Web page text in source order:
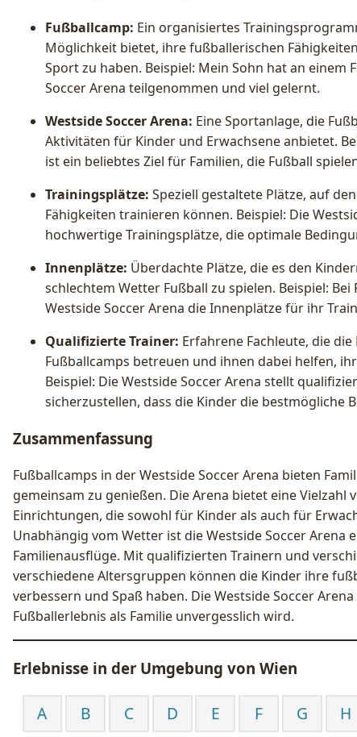
Fußballcamp: Ein organisiertes
Möglichkeit bietet, ihre fußballerischen
Sport zu haben. Beispiel: Mein Sohn hat an einem
Soccer Arena teilgenommen und viel gelernt.
Westside Soccer Arena: Eine Sportanlage, die
Aktivitäten für Kinder und Erwachsene anbietet.
ist ein beliebtes Ziel für Familien, die Fußball
Trainingsplätze: Speziell gestaltete Plätze, auf
Fähigkeiten trainieren können. Beispiel: Die
hochwertige Trainingsplätze, die optimale
Innenplätze: Überdachte Plätze, die es den
schlechtem Wetter Fußball zu spielen. Beispiel:
Westside Soccer Arena die Innenplätze für ihr
Qualifizierte Trainer: Erfahrene Fachleute, die
Fußballcamps betreuen und ihnen dabei helfen,
Beispiel: Die Westside Soccer Arena stellt
sicherzustellen, dass die Kinder die bestmögliche
Zusammenfassung
Fußballcamps in der Westside Soccer Arena bieten
gemeinsam zu genießen. Die Arena bietet eine Vielzahl
Einrichtungen, die sowohl für Kinder als auch für
Unabhängig vom Wetter ist die Westside Soccer Arena
Familienausflüge. Mit qualifizierten Trainern und
verschiedene Altersgruppen können die Kinder ihre
verbessern und Spaß haben. Die Westside Soccer
Fußballerlebnis als Familie unvergesslich wird.
Erlebnisse in der Umgebung von Wien
A B C D E F G H